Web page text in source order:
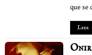
que se
Leer